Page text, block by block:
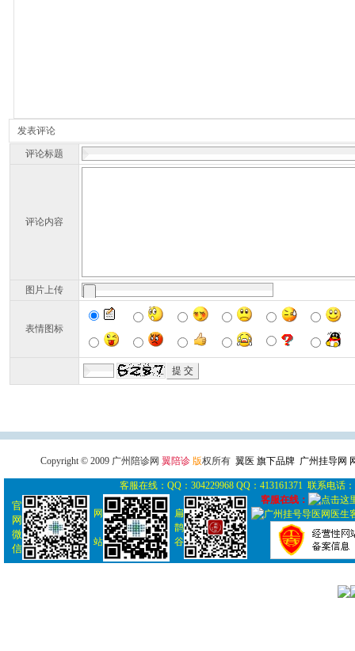
发表评论
评论标题
评论内容
图片上传
表情图标
Copyright © 2009 广州陪诊网 翼陪诊 版权所有 翼医 旗下品牌 广州挂导网
客服在线：QQ：304229968 QQ：413161371 联系电话
官
网
微
信
网
站
扁
鹊
谷
客服在线：